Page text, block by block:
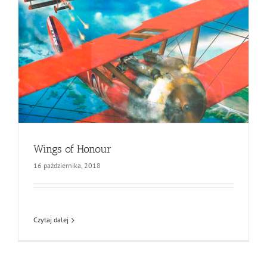
Wings of Honour
16 października, 2018
Czytaj dalej